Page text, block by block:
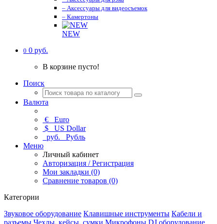
– Аксессуары для видеосъемок
– Камертоны
NEW
0 0 руб.
В корзине пусто!
Поиск
Валюта
€ Euro
$ US Dollar
руб. Рубль
Меню
Личный кабинет
Авторизация / Регистрация
Мои закладки (0)
Сравнение товаров (0)
Категории
Звуковое оборудование Клавишные инструменты Кабели и
разъемы Чехлы, кейсы, сумки Микрофоны DJ оборудование